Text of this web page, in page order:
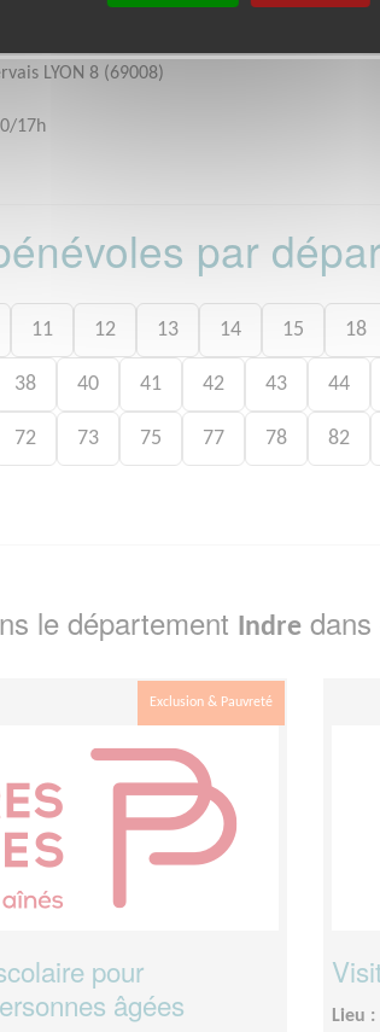
LYON 8 (69008)
17h
par
11 12 13 14 15 18
38 40 41 42 43 44
72 73 75 77 78 82
le département Indre
Exclusion & Pauvreté
pour
âgées
Lieu :